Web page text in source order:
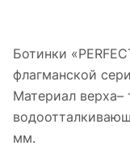
Ботинки
флагманской
Материал верха–
мм.